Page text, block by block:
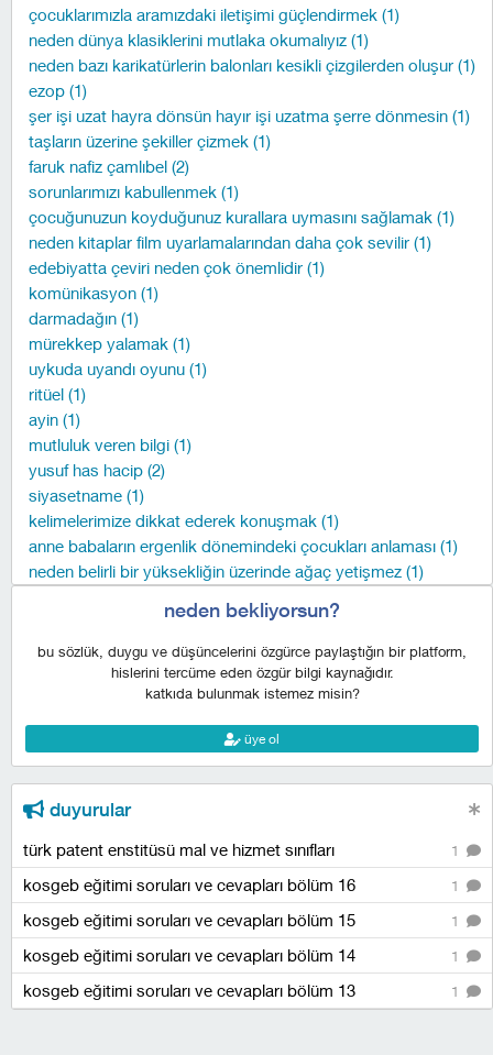
çocuklarımızla aramızdaki iletişimi güçlendirmek (1)
neden dünya klasiklerini mutlaka okumalıyız (1)
neden bazı karikatürlerin balonları kesikli çizgilerden oluşur (1)
ezop (1)
şer işi uzat hayra dönsün hayır işi uzatma şerre dönmesin (1)
taşların üzerine şekiller çizmek (1)
faruk nafiz çamlıbel (2)
sorunlarımızı kabullenmek (1)
çocuğunuzun koyduğunuz kurallara uymasını sağlamak (1)
neden kitaplar film uyarlamalarından daha çok sevilir (1)
edebiyatta çeviri neden çok önemlidir (1)
komünikasyon (1)
darmadağın (1)
mürekkep yalamak (1)
uykuda uyandı oyunu (1)
ritüel (1)
ayin (1)
mutluluk veren bilgi (1)
yusuf has hacip (2)
siyasetname (1)
kelimelerimize dikkat ederek konuşmak (1)
anne babaların ergenlik dönemindeki çocukları anlaması (1)
neden belirli bir yüksekliğin üzerinde ağaç yetişmez (1)
neden bekliyorsun?
bu sözlük, duygu ve düşüncelerini özgürce paylaştığın bir platform,
hislerini tercüme eden özgür bilgi kaynağıdır.
katkıda bulunmak istemez misin?
üye ol
duyurular
1
türk patent enstitüsü mal ve hizmet sınıfları
1
kosgeb eğitimi soruları ve cevapları bölüm 16
1
kosgeb eğitimi soruları ve cevapları bölüm 15
1
kosgeb eğitimi soruları ve cevapları bölüm 14
1
kosgeb eğitimi soruları ve cevapları bölüm 13